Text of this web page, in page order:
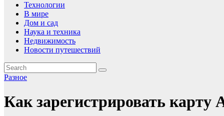
Технологии
В мире
Дом и сад
Наука и техника
Недвижимость
Новости путешествий
Разное
Как зарегистрировать карту